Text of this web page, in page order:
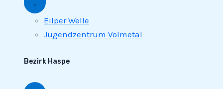
Eilper Welle
Jugendzentrum Volmetal
Bezirk Haspe